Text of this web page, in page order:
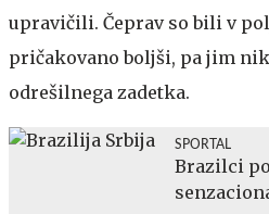
upravičili. Čeprav so bili v
pričakovano boljši, pa jim
odrešilnega zadetka.
SPORTAL
Brazilci